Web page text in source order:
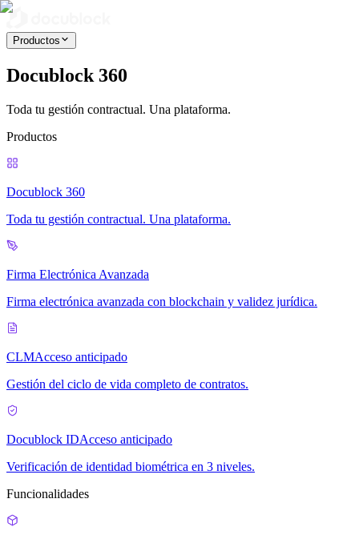
Productos
Docublock 360
Toda tu gestión contractual. Una plataforma.
Productos
Docublock 360
Toda tu gestión contractual. Una plataforma.
Firma Electrónica Avanzada
Firma electrónica avanzada con blockchain y validez jurídica.
CLMAcceso anticipado
Gestión del ciclo de vida completo de contratos.
Docublock IDAcceso anticipado
Verificación de identidad biométrica en 3 niveles.
Funcionalidades